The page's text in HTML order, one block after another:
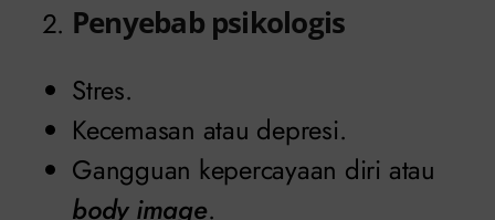
Penyebab psikologis
Stres.
Kecemasan atau depresi.
Gangguan kepercayaan diri atau
body image.